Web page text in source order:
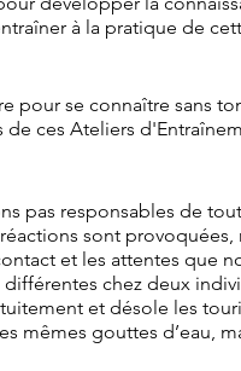
à la pratique de
pour se connaître sans
ces Ateliers
pas responsables de
sont
et les attentes que
chez deux
et désole les
mêmes gouttes d’eau,